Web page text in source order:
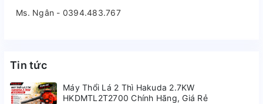
Ms. Ngân - 0394.483.767
Tin tức
Máy Thổi Lá 2 Thì Hakuda 2.7KW
HKDMTL2T2700 Chính Hãng, Giá Rẻ